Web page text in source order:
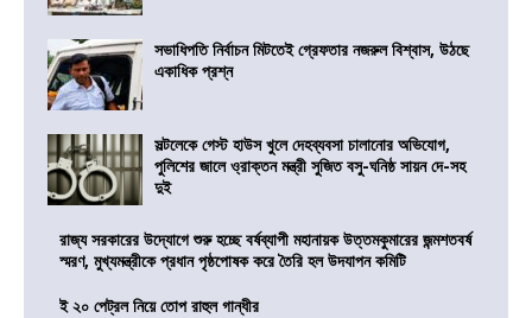
সভাধিপতি নির্বাচন মিটতেই গ্রেফতার নজরুল বিশ্বাস, উঠছে
একাধিক প্রশ্ন
সল্টলেকে গেস্ট হাউস খুলে দেহব্যবসা চালানোর অভিযোগ,
পুলিশের জালে ও্রাক্তন মন্ত্রী সুজিত বসু-ঘনিষ্ঠ সায়ন দে-সহ
দুই
রাজ্য সরকারের উদ্যোগে শুরু হচ্ছে বর্ষব্যাপী মহানায়ক উত্তমকুমারের জন্মশতবর্ষ
স্মরণ, মুখ্যমন্ত্রীকে প্রধান পৃষ্ঠপোষক করে তৈরি হল উদযাপন কমিটি
ই ২০ পেট্রল নিয়ে তোপ রাহুল গান্ধীর